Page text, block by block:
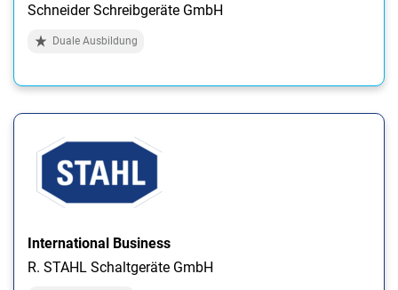
Schneider Schreibgeräte GmbH
Duale Ausbildung
International Business
R. STAHL Schaltgeräte GmbH